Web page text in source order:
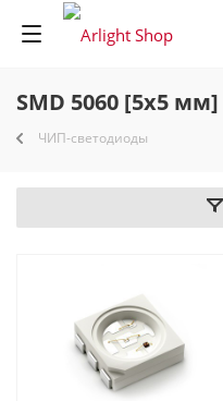
SMD 5060 [5x5 мм]
ЧИП-светодиоды